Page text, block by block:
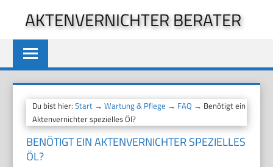
springen
AKTENVERNICHTER BERATER
Du bist hier:Start →Wartung & Pflege → FAQ → Benötigt ein
Aktenvernichter spezielles Öl?
BENÖTIGT EIN AKTENVERNICHTER SPEZIELLES
ÖL?